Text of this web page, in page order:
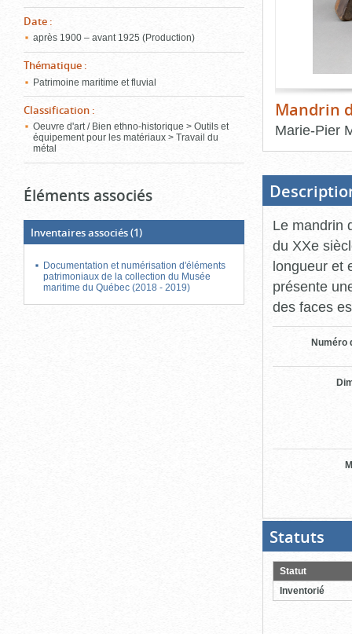
Date :
après 1900 – avant 1925 (Production)
Thématique :
Patrimoine maritime et fluvial
Classification :
Oeuvre d'art / Bien ethno-historique > Outils et
équipement pour les matériaux > Travail du
métal
Éléments associés
Inventaires associés(1)
Documentation et numérisation d'éléments
patrimoniaux de la collection du Musée
maritime du Québec (2018 - 2019)
Mandrin
Marie-Pier
bloc
d'onglets
Le mandrin
du XXe
longueur et
présente
des faces
Numéro
Statuts
pour
Statut
Inventorié